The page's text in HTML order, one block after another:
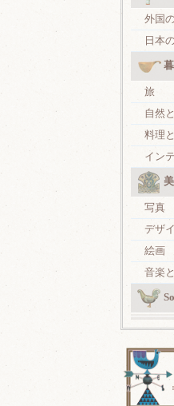
外国
日本
旅
自然
料理
イン
写真
デザ
絵画
音楽